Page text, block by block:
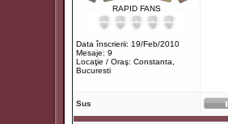
RAPID FANS
Data înscrierii: 19/Feb/2010
Mesaje: 9
Locaţie / Oraş: Constanta,
Bucuresti
Sus